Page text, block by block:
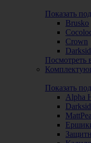
Показать
Brusko
Crown
Посмотреть
Показать
Alpha